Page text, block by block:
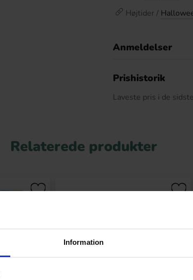
Information
Højtider /
Anmeldelser
Prishistorik
Laveste pris i de
Relaterede produkter